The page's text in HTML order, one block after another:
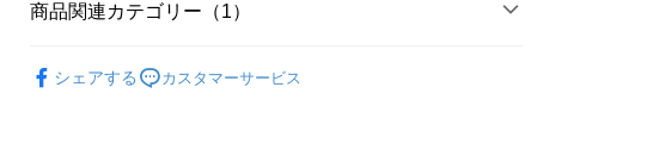
たはアプリの通知に従って、4大コンビニ、またはATM/オンラインバンキ
代金納付期限は最短で 14 日以内ですので、ご注意ください。AFTEE ア
商品関連カテゴリー（1）
シェアする
カスタマーサービス